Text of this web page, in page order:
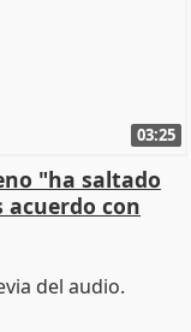
03:25
"ha saltado
acuerdo con